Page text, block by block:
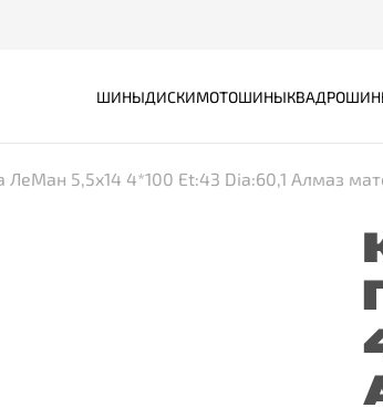
ШИНЫДИСКИМОТОШИНЫ
ЛеМан 5,5x14 4*100 Et:43 Dia:60,1 Алмаз